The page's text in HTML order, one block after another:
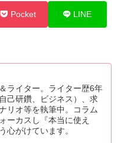
Pocket LINE
ライター。ライター歴6年
己研鑽、ビジネス）、求
リオ等を執筆中。コラム
ーカスし『本当に使え
心がけています。